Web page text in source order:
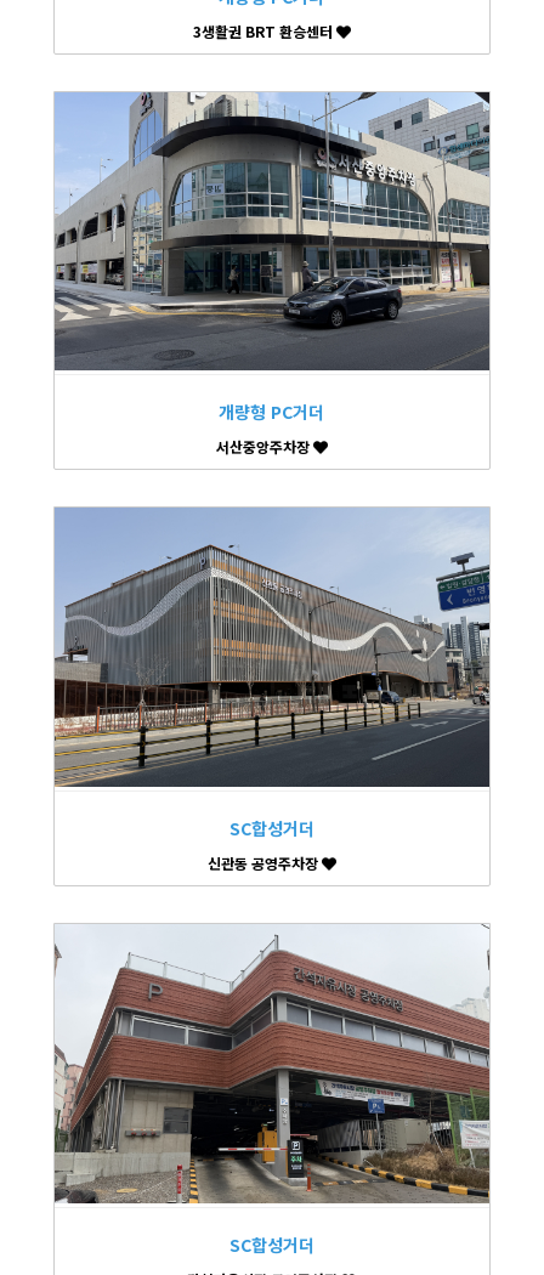
3생활권 BRT 환승센터
개량형 PC거더
서산중앙주차장
SC합성거더
신관동 공영주차장
SC합성거더